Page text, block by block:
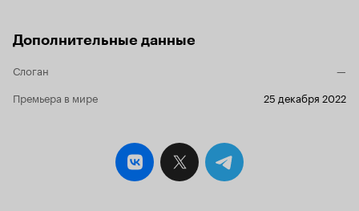
Дополнительные данные
Слоган
—
Премьера в мире
25 декабря 2022